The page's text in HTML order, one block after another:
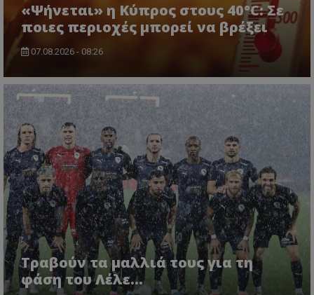
«Ψήνεται» η Κύπρος στους 40°C: Σε
ποιες περιοχές μπορεί να βρέξει
07.08.2026 - 08:26
Τραβούν τα μαλλιά τους για τη
φάση του Λέλε…